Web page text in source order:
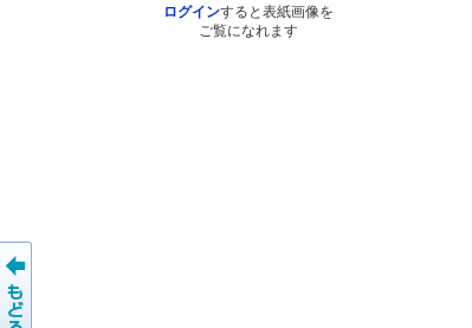
ログインすると表紙画像を
ご覧になれます